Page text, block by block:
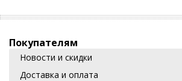
Покупателям
Новости и скидки
Доставка и оплата